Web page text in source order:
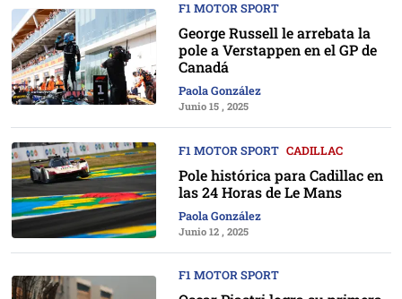
F1 MOTOR SPORT
George Russell le arrebata la
pole a Verstappen en el GP de
Canadá
Paola González
Junio 15 , 2025
F1 MOTOR SPORT CADILLAC
Pole histórica para Cadillac en
las 24 Horas de Le Mans
Paola González
Junio 12 , 2025
F1 MOTOR SPORT